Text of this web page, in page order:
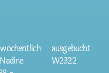
ausgebucht
W2322